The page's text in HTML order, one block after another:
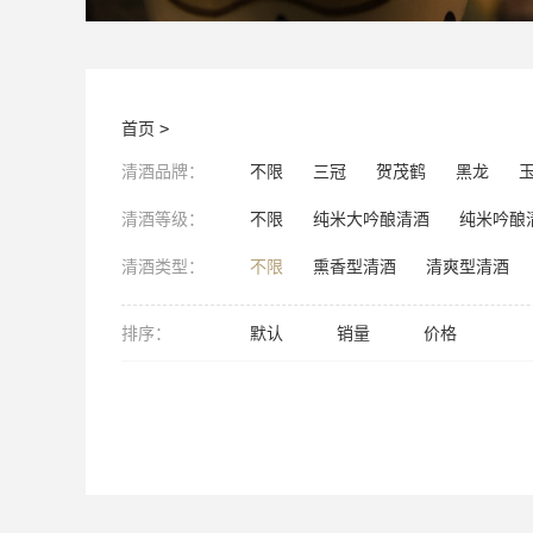
首页 >
清酒品牌： 不限 三冠 贺茂鹤 黑龙
清酒等级： 不限 纯米大吟酿清酒 纯米吟酿
清酒类型： 不限 熏香型清酒 清爽型清酒
排序： 默认 销量 价格